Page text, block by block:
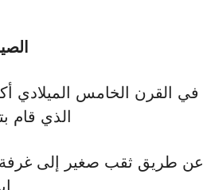
الذي قام
عن طريق ثقب صغير إلى غرفة